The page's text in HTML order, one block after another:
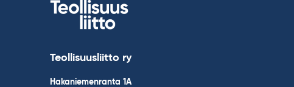
Teollisuusliitto ry
Hakaniemenranta 1A